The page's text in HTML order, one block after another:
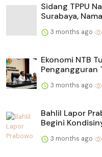
Sidang TPPU
Surabaya,
3 months ago
Ekonomi NTB
Pengangguran
3 months ago
Bahlil Lapor
Begini
3 months ago